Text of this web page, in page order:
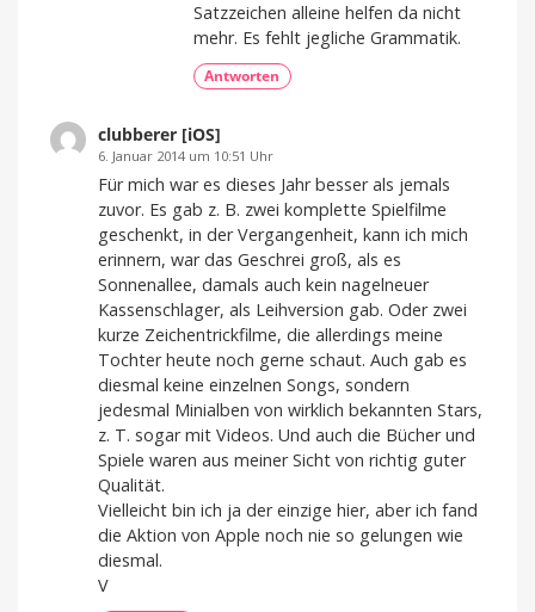
Satzzeichen alleine helfen da nicht
mehr. Es fehlt jegliche Grammatik.
Antworten
clubberer [iOS]
6. Januar 2014 um 10:51 Uhr
Für mich war es dieses Jahr besser als jemals
zuvor. Es gab z. B. zwei komplette Spielfilme
geschenkt, in der Vergangenheit, kann ich mich
erinnern, war das Geschrei groß, als es
Sonnenallee, damals auch kein nagelneuer
Kassenschlager, als Leihversion gab. Oder zwei
kurze Zeichentrickfilme, die allerdings meine
Tochter heute noch gerne schaut. Auch gab es
diesmal keine einzelnen Songs, sondern
jedesmal Minialben von wirklich bekannten Stars,
z. T. sogar mit Videos. Und auch die Bücher und
Spiele waren aus meiner Sicht von richtig guter
Qualität.
Vielleicht bin ich ja der einzige hier, aber ich fand
die Aktion von Apple noch nie so gelungen wie
diesmal.
V